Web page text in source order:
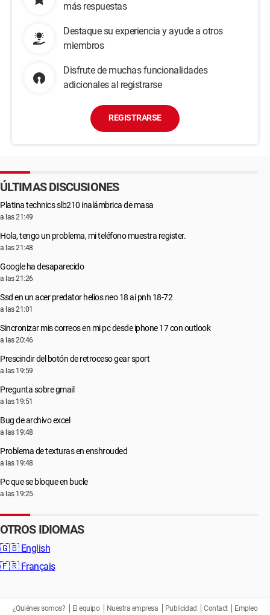
más respuestas
Destaque su experiencia y ayude a otros
miembros
Disfrute de muchas funcionalidades
adicionales al registrarse
REGISTRARSE
ÚLTIMAS DISCUSIONES
Platina technics slb210 inalámbrica de masa
a las 21:49
Hola, tengo un problema, mi teléfono muestra register.
a las 21:48
Google ha desaparecido
a las 21:26
Ssd en un acer predator helios neo 18 ai pnh 18-72
a las 21:01
Sincronizar mis correos en mi pc desde iphone 17 con outlook
a las 20:46
Prescindir del botón de retroceso gear sport
a las 19:59
Pregunta sobre gmail
a las 19:51
Bug de archivo excel
a las 19:48
Problema de texturas en enshrouded
a las 19:48
Pc que se bloque en bucle
a las 19:25
OTROS IDIOMAS
🇬🇧 English
🇫🇷 Français
¿Quiénes somos? El equipo Nuestra empresa Publicidad Contact Empleo